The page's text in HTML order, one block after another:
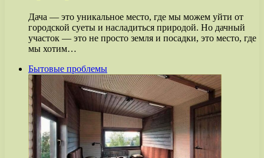
Дача — это уникальное место, где мы можем уйти от
городской суеты и насладиться природой. Но дачный
участок — это не просто земля и посадки, это место, где
мы хотим…
Бытовые проблемы